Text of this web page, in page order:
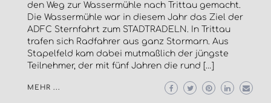
den Weg zur Wassermühle nach Trittau gemacht.
Die Wassermühle war in diesem Jahr das Ziel der
ADFC Sternfahrt zum STADTRADELN. In Trittau
trafen sich Radfahrer aus ganz Stormarn. Aus
Stapelfeld kam dabei mutmaßlich der jüngste
Teilnehmer, der mit fünf Jahren die rund […]
MEHR ...